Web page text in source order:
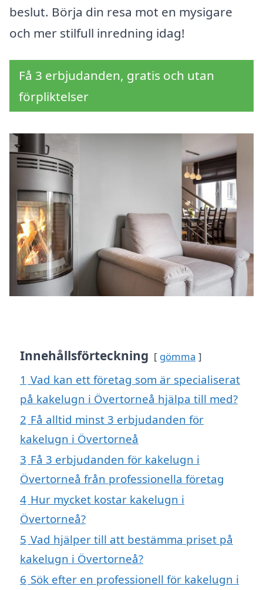
beslut. Börja din resa mot en mysigare
och mer stilfull inredning idag!
Få 3 erbjudanden, gratis och utan
förpliktelser
Innehållsförteckning gömma
1 Vad kan ett företag som är specialiserat
på kakelugn i Övertorneå hjälpa till med?
2 Få alltid minst 3 erbjudanden för
kakelugn i Övertorneå
3 Få 3 erbjudanden för kakelugn i
Övertorneå från professionella företag
4 Hur mycket kostar kakelugn i
Övertorneå?
5 Vad hjälper till att bestämma priset på
kakelugn i Övertorneå?
6 Sök efter en professionell för kakelugn i